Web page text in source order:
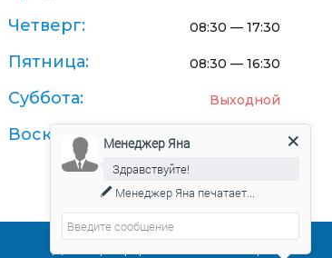
Четверг: 08:30 — 17:30
Пятница: 08:30 — 16:30
Суббота: Выходной
Воскресенье:
Договор-оферта поставки товаров
Менеджер Яна
Здравствуйте!
Менеджер Яна печатает...